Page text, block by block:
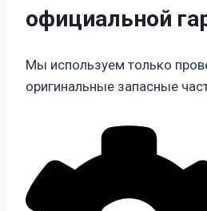
официальной
Мы используем только
оригинальные запасные